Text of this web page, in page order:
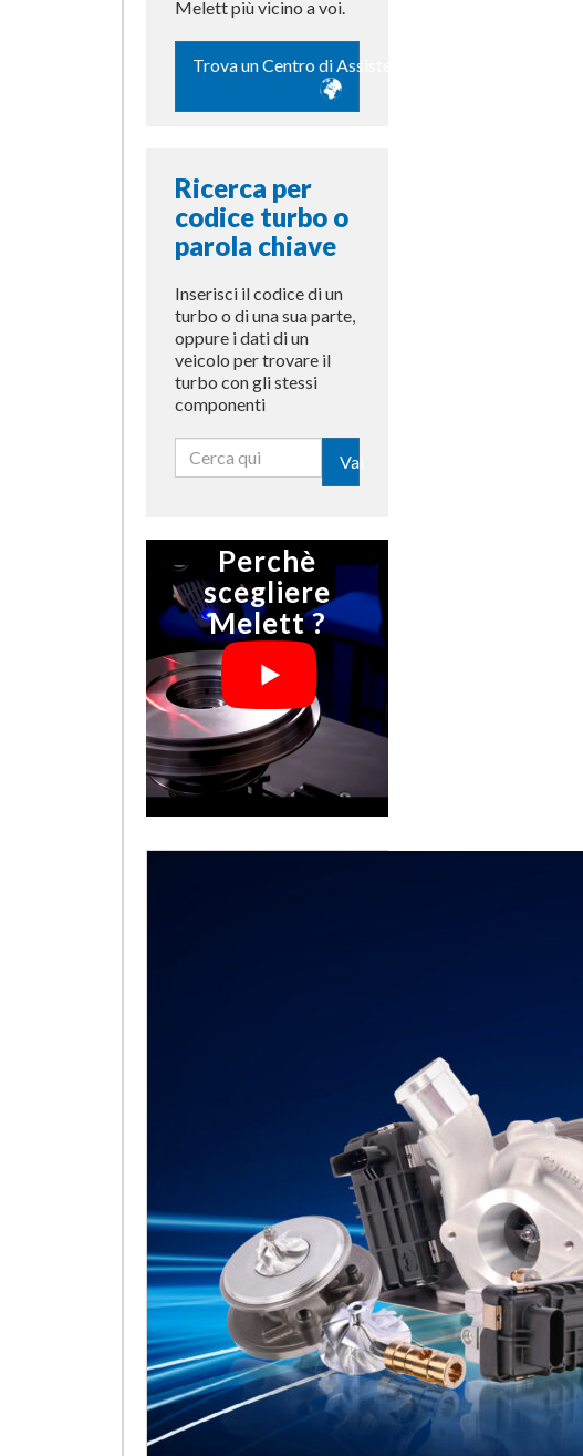
Melett più vicino a voi.
Trova un Centro di Assistenza
Ricerca per
codice turbo o
parola chiave
Inserisci il codice di un
turbo o di una sua parte,
oppure i dati di un
veicolo per trovare il
turbo con gli stessi
componenti
Vai
Perchè
scegliere
Melett ?